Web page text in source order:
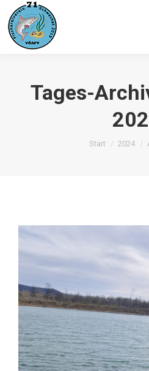
Tages-
Sie befinden
Start 2024